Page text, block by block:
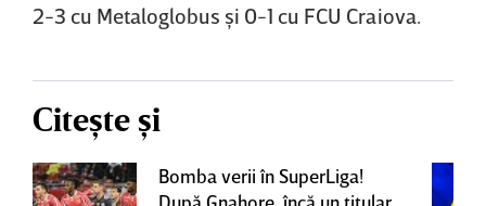
2-3 cu Metaloglobus şi 0-1 cu FCU Craiova.
Citește și
Bomba verii în SuperLiga!